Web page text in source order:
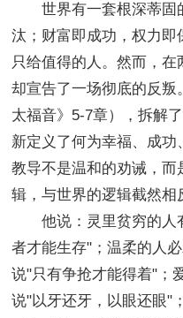
世界有一套根深蒂固
汰；财富即成功，权力
只给值得的人。然而，
却宣告了一场彻底的反叛
太福音》5-7章），拆解
新定义了何为幸福、成
教导不是温和的劝诫，
辑，与世界的逻辑截然相
他说：灵里贫穷的人
者才能生存"；温柔的人
说"只有争抢才能得着"；
说"以牙还牙，以眼还眼"